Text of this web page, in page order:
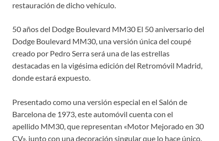
restauración de dicho vehículo.
50 años del Dodge Boulevard MM30 El 50 aniversario del
Dodge Boulevard MM30, una versión única del coupé
creado por Pedro Serra será una de las estrellas
destacadas en la vigésima edición del Retromóvil Madrid,
donde estará expuesto.
Presentado como una versión especial en el Salón de
Barcelona de 1973, este automóvil cuenta con el
apellido MM30, que representan «Motor Mejorado en 30
CV», junto con una decoración singular que lo hace único.